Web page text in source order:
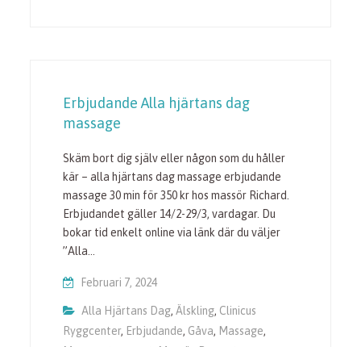
Erbjudande Alla hjärtans dag
massage
Skäm bort dig själv eller någon som du håller
kär – alla hjärtans dag massage erbjudande
massage 30 min för 350 kr hos massör Richard.
Erbjudandet gäller 14/2-29/3, vardagar. Du
bokar tid enkelt online via länk där du väljer
”Alla…
Februari 7, 2024
Alla Hjärtans Dag,Älskling, Clinicus
Ryggcenter, Erbjudande, Gåva, Massage,